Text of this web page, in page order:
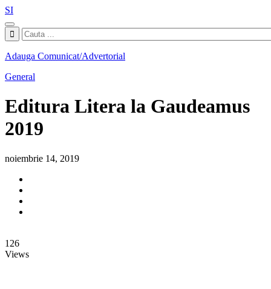
SI
Adauga Comunicat/Advertorial
General
Editura Litera la Gaudeamus
2019
noiembrie 14, 2019
126
Views